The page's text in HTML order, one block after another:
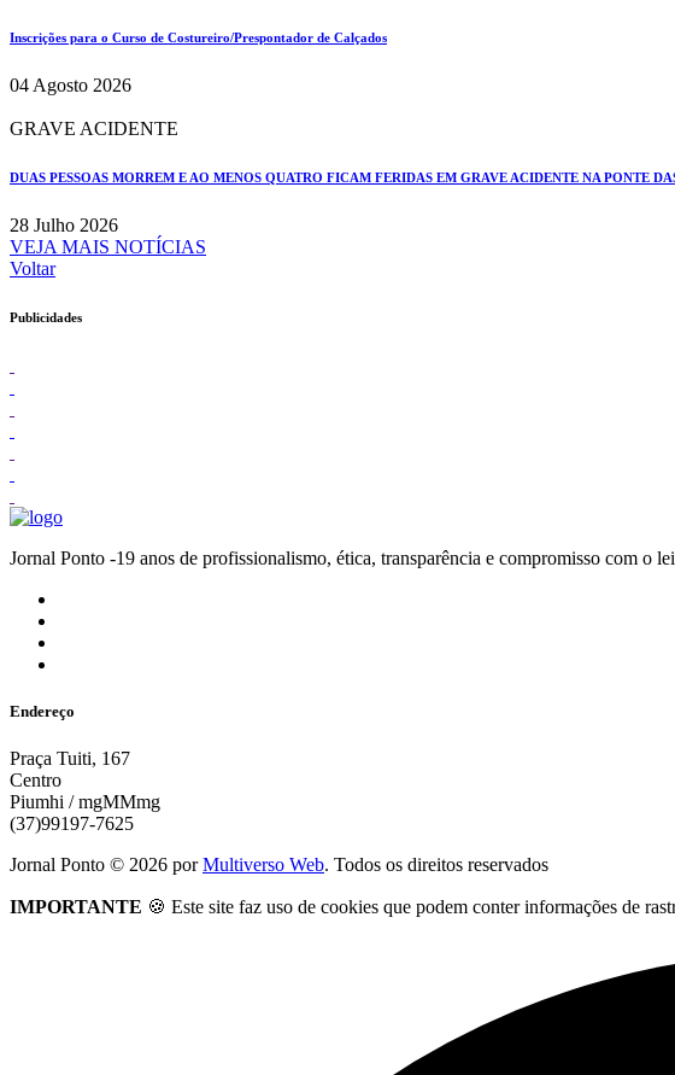
Inscrições para o Curso de Costureiro/Prespontador de Calçados
04 Agosto 2026
GRAVE ACIDENTE
DUAS PESSOAS MORREM E AO MENOS QUATRO FICAM FERIDAS EM GRAVE ACIDENTE NA PONTE
28 Julho 2026
VEJA MAIS NOTÍCIAS
Voltar
Publicidades
Jornal Ponto -19 anos de profissionalismo, ética, transparência e compromisso
Endereço
Praça Tuiti, 167
Centro
Piumhi / mgMMmg
(37)99197-7625
Jornal Ponto © 2026 porMultiverso Web. Todos os direitos reservados
IMPORTANTE 🍪 Este site faz uso de cookies que podem conter informações de